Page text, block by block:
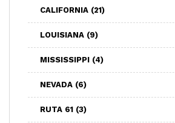
CALIFORNIA (21)
LOUISIANA (9)
MISSISSIPPI (4)
NEVADA (6)
RUTA 61 (3)